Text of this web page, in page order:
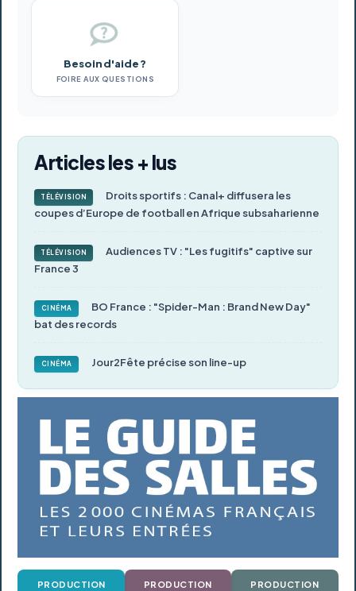
Besoin d'aide ?
FOIRE AUX QUESTIONS
Articles les + lus
TÉLÉVISION
Droits sportifs : Canal+ diffusera les
coupes d’Europe de football en Afrique subsaharienne
TÉLÉVISION
Audiences TV : "Les fugitifs" captive sur
France 3
CINÉMA
BO France : "Spider-Man : Brand New Day"
bat des records
CINÉMA Jour2Fête précise son line-up
PRODUCTION
PRODUCTION
PRODUCTION